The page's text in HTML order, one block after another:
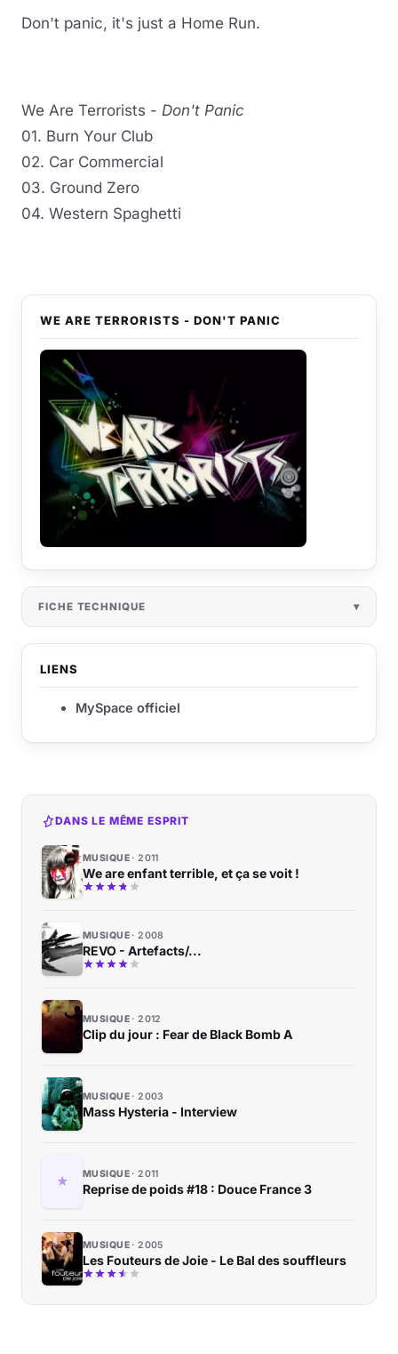
Don't panic, it's just a Home Run.
We Are Terrorists - Don't Panic
01. Burn Your Club
02. Car Commercial
03. Ground Zero
04. Western Spaghetti
WE ARE TERRORISTS - DON'T PANIC
FICHE TECHNIQUE
LIENS
MySpace officiel
DANS LE MÊME ESPRIT
MUSIQUE 2011
We are enfant terrible, et ça se voit !
MUSIQUE 2008
REVO - Artefacts/...
MUSIQUE 2012
Clip du jour : Fear de Black Bomb A
MUSIQUE 2003
Mass Hysteria - Interview
MUSIQUE 2011
Reprise de poids #18 : Douce France 3
MUSIQUE 2005
Les Fouteurs de Joie - Le Bal des souffleurs